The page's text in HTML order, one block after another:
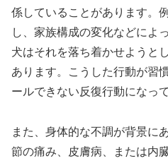
係していることがあります。
し、家族構成の変化などによ
犬はそれを落ち着かせようと
あります。こうした行動が習
ールできない反復行動になっ
また、身体的な不調が背景に
節の痛み、皮膚病、または内